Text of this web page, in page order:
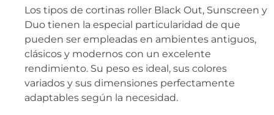
Los tipos de cortinas roller Black Out, Sunscreen y
Duo tienen la especial particularidad de que
pueden ser empleadas en ambientes antiguos,
clásicos y modernos con un excelente
rendimiento. Su peso es ideal, sus colores
variados y sus dimensiones perfectamente
adaptables según la necesidad.